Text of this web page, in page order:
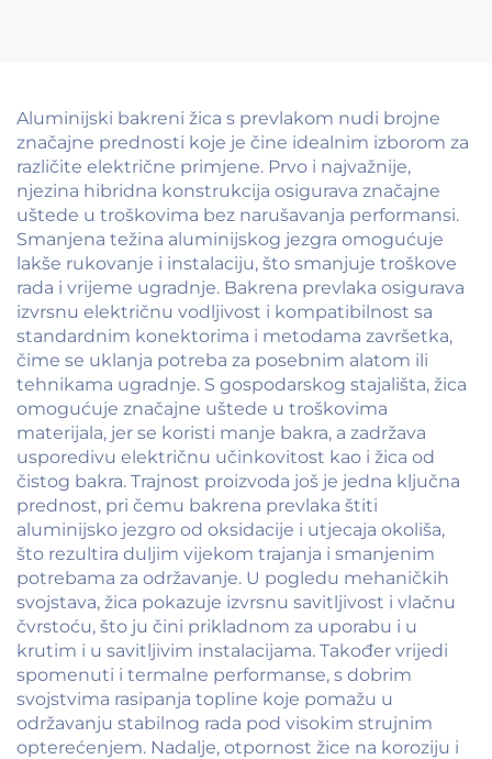
Aluminijski bakreni žica s prevlakom nudi brojne
značajne prednosti koje je čine idealnim izborom za
različite električne primjene. Prvo i najvažnije,
njezina hibridna konstrukcija osigurava značajne
uštede u troškovima bez narušavanja performansi.
Smanjena težina aluminijskog jezgra omogućuje
lakše rukovanje i instalaciju, što smanjuje troškove
rada i vrijeme ugradnje. Bakrena prevlaka osigurava
izvrsnu električnu vodljivost i kompatibilnost sa
standardnim konektorima i metodama završetka,
čime se uklanja potreba za posebnim alatom ili
tehnikama ugradnje. S gospodarskog stajališta, žica
omogućuje značajne uštede u troškovima
materijala, jer se koristi manje bakra, a zadržava
usporedivu električnu učinkovitost kao i žica od
čistog bakra. Trajnost proizvoda još je jedna ključna
prednost, pri čemu bakrena prevlaka štiti
aluminijsko jezgro od oksidacije i utjecaja okoliša,
što rezultira duljim vijekom trajanja i smanjenim
potrebama za održavanje. U pogledu mehaničkih
svojstava, žica pokazuje izvrsnu savitljivost i vlačnu
čvrstoću, što ju čini prikladnom za uporabu i u
krutim i u savitljivim instalacijama. Također vrijedi
spomenuti i termalne performanse, s dobrim
svojstvima rasipanja topline koje pomažu u
održavanju stabilnog rada pod visokim strujnim
opterećenjem. Nadalje, otpornost žice na koroziju i